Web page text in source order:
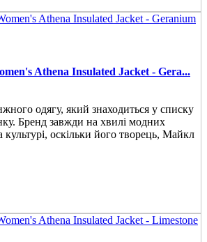
Athena Insulated Jacket - Gera...
одягу, який знаходиться у списку
Бренд завжди на хвилі модних
культурі, оскільки його творець, Майкл